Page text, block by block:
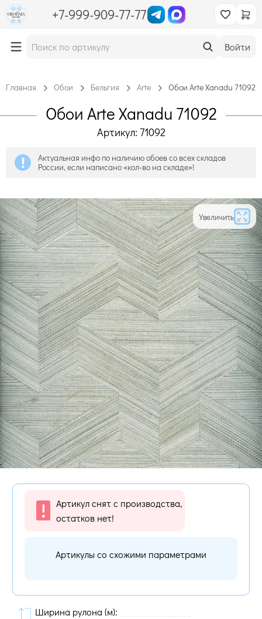
+7-999-909-77-77
Войти
Главная Обои Бельгия Arte Обои Arte Xanadu 71092
Обои Arte Xanadu 71092
Артикул: 71092
Актуальная инфо по наличию обоев со всех складов
России, если написано «кол-во на складе»!
Увеличить
Артикул снят с производства,
остатков нет!
Артикулы со схожими параметрами
Ширина рулона (м):